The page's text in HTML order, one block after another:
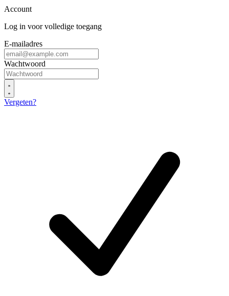
Account
Log in voor volledige toegang
E-mailadres
Wachtwoord
Vergeten?